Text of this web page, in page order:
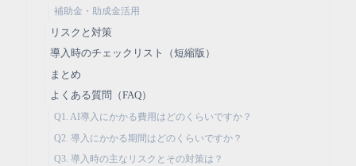
補助金・助成金活用
リスクと対策
導入時のチェックリスト（短縮版）
まとめ
よくある質問（FAQ）
Q1. AI導入にかかる費用はどのくらいですか？
Q2. 導入にかかる期間はどのくらいですか？
Q3. 導入時の主なリスクとその対策は？